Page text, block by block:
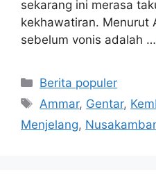
sekarang ini merasa
kekhawatiran. Menurut
sebelum vonis adalah …
Kategori
Berita populer
Tag
Ammar, Gentar,
Menjelang,